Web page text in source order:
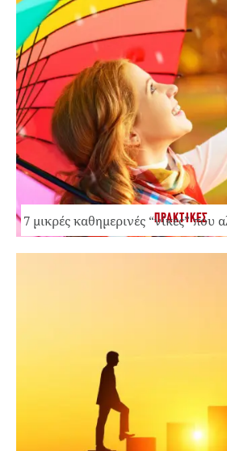
ΠΡΑΚΤΙΚΕΣ
7 μικρές καθημερινές “νίκες” που